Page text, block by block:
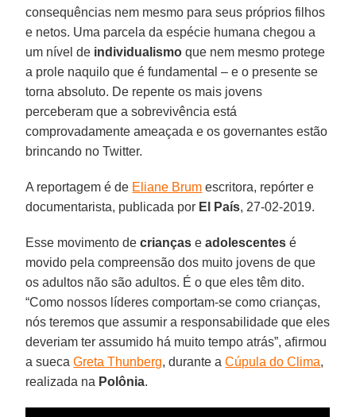
consequências nem mesmo para seus próprios filhos
e netos. Uma parcela da espécie humana chegou a
um nível de individualismo que nem mesmo protege
a prole naquilo que é fundamental – e o presente se
torna absoluto. De repente os mais jovens
perceberam que a sobrevivência está
comprovadamente ameaçada e os governantes estão
brincando no Twitter.
A reportagem é de Eliane Brum escritora, repórter e
documentarista, publicada por El País, 27-02-2019.
Esse movimento decriançase adolescentes é
movido pela compreensão dos muito jovens de que
os adultos não são adultos. É o que eles têm dito.
“Como nossos líderes comportam-se como crianças,
nós teremos que assumir a responsabilidade que eles
deveriam ter assumido há muito tempo atrás”, afirmou
a suecaGreta Thunberg, durante aCúpula do Clima,
realizada na Polônia.